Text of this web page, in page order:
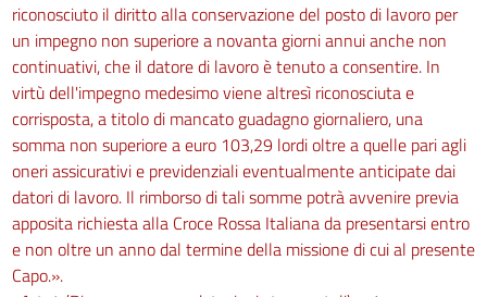
riconosciuto il diritto alla conservazione del posto di lavoro per
un impegno non superiore a novanta giorni annui anche non
continuativi, che il datore di lavoro è tenuto a consentire. In
virtù dell'impegno medesimo viene altresì riconosciuta e
corrisposta, a titolo di mancato guadagno giornaliero, una
somma non superiore a euro 103,29 lordi oltre a quelle pari agli
oneri assicurativi e previdenziali eventualmente anticipate dai
datori di lavoro. Il rimborso di tali somme potrà avvenire previa
apposita richiesta alla Croce Rossa Italiana da presentarsi entro
e non oltre un anno dal termine della missione di cui al presente
Capo.».